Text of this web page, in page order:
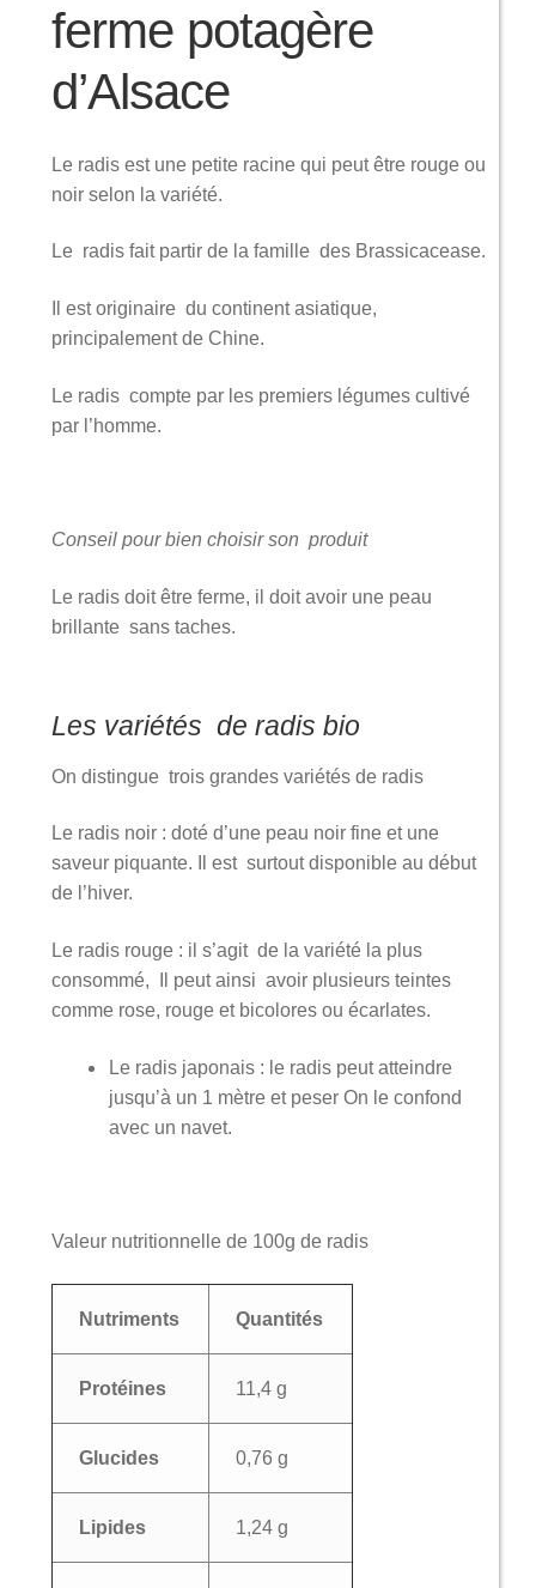
ferme potagère
d’Alsace
Le radis est une petite racine qui peut être rouge ou
noir selon la variété.
Le radis fait partir de la famille des Brassicacease.
Il est originaire du continent asiatique,
principalement de Chine.
Le radis compte par les premiers légumes cultivé
par l’homme.
Conseil pour bien choisir son produit
Le radis doit être ferme, il doit avoir une peau
brillante sans taches.
Les variétés de radis bio
On distingue trois grandes variétés de radis
Le radis noir : doté d’une peau noir fine et une
saveur piquante. Il est surtout disponible au début
de l’hiver.
Le radis rouge : il s’agit de la variété la plus
consommé, Il peut ainsi avoir plusieurs teintes
comme rose, rouge et bicolores ou écarlates.
Le radis japonais : le radis peut atteindre
jusqu’à un 1 mètre et peser On le confond
avec un navet.
Valeur nutritionnelle de 100g de radis
Nutriments Quantités
Protéines 11,4 g
Glucides 0,76 g
Lipides 1,24 g